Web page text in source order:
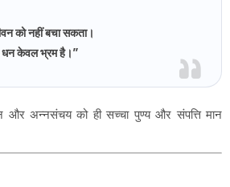
को नहीं बचा सकता।
धन केवल भ्रम है।”
अन्नसंचय को ही सच्चा पुण्य और संपत्ति मान